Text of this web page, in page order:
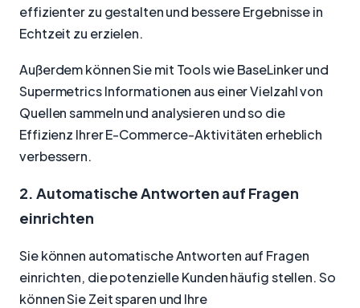
effizienter zu gestalten und bessere Ergebnisse in
Echtzeit zu erzielen.
Außerdem können Sie mit Tools wie BaseLinker und
Supermetrics Informationen aus einer Vielzahl von
Quellen sammeln und analysieren und so die
Effizienz Ihrer E-Commerce-Aktivitäten erheblich
verbessern.
2. Automatische Antworten auf Fragen
einrichten
Sie können automatische Antworten auf Fragen
einrichten, die potenzielle Kunden häufig stellen. So
können Sie Zeit sparen und Ihre